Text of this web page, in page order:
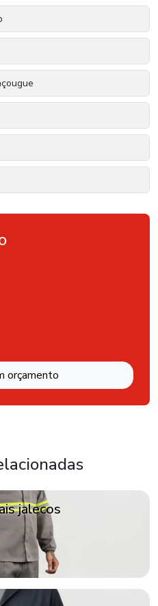
orçamento
jalecos